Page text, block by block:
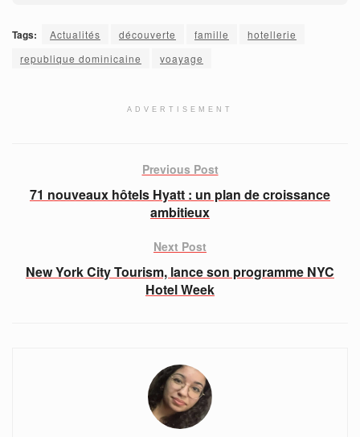
Tags: Actualités découverte famille
hotellerie
republique dominicaine
voayage
ADVERTISEMENT
Previous Post
71 nouveaux hôtels Hyatt : un plan de croissance
ambitieux
Next Post
New York City Tourism, lance son programme NYC
Hotel Week